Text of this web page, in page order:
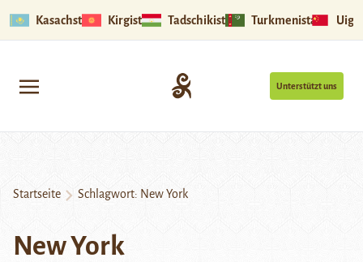
Kasachstan Kirgistan Tadschikistan Turkmenistan
Unterstützt uns
Startseite Schlagwort: New York
New York